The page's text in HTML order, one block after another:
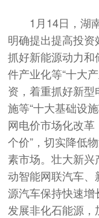
1月14日，湖
明确提出提高投
抓好新能源动力
件产业化等“十大
资，着重抓好新型
施等“十大基础设
网电价市场化改革
个价”，切实降低
素市场。壮大新
动智能网联汽车
源汽车保持快速
发展非化石能源，